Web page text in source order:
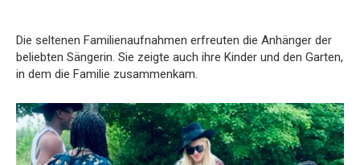
Die seltenen Familienaufnahmen erfreuten die Anhänger der
beliebten Sängerin. Sie zeigte auch ihre Kinder und den Garten,
in dem die Familie zusammenkam.